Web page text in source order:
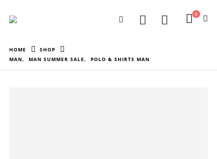
0
HOME
SHOP
MAN, MAN SUMMER SALE, POLO & SHIRTS MAN